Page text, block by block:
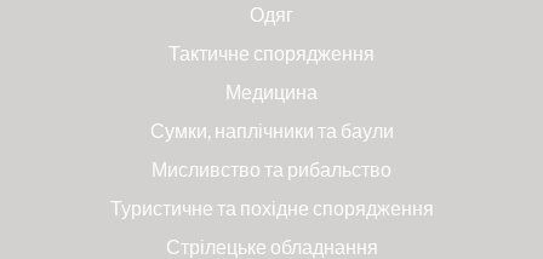
Одяг
Тактичне спорядження
Медицина
Сумки, наплічники та баули
Мисливство та рибальство
Туристичне та похідне спорядження
Стрілецьке обладнання